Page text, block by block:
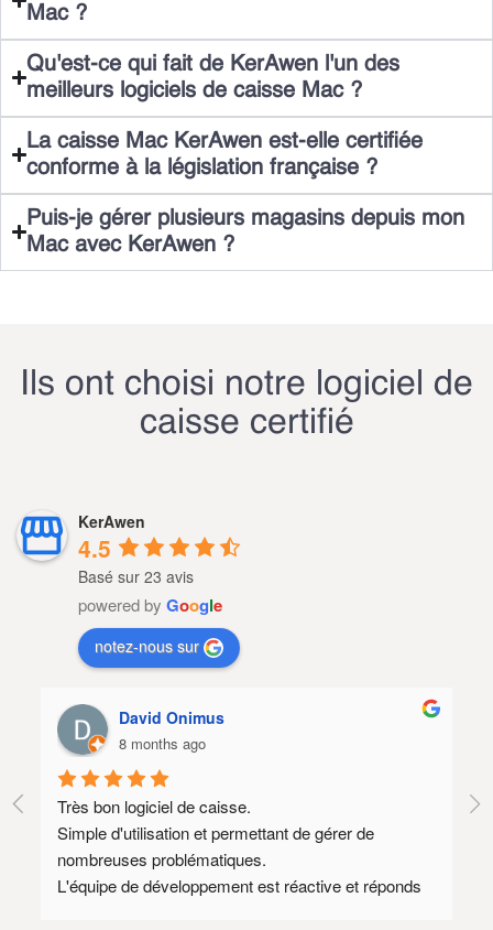
Mac ?
Qu'est-ce qui fait de KerAwen l'un des
meilleurs logiciels de caisse Mac ?
La caisse Mac KerAwen est-elle certifiée
conforme à la législation française ?
Puis-je gérer plusieurs magasins depuis mon
Mac avec KerAwen ?
Ils ont choisi notre logiciel de
caisse certifié
KerAwen
4.5
Basé sur 23 avis
powered by Google
notez-nous sur
David Onimus
8 months ago
Très bon logiciel de caisse.
Simple d'utilisation et permettant de gérer de
nombreuses problématiques.
L'équipe de développement est réactive et réponds